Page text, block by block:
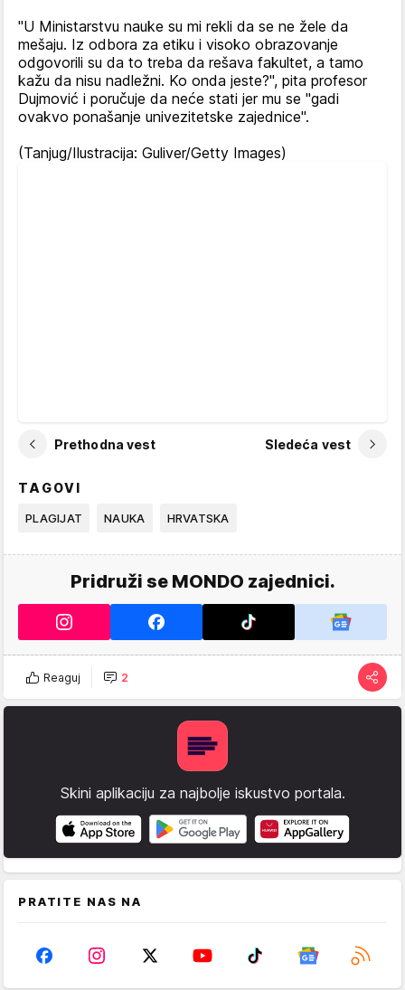
"U Ministarstvu nauke su mi rekli da se ne žele da
mešaju. Iz odbora za etiku i visoko obrazovanje
odgovorili su da to treba da rešava fakultet, a tamo
kažu da nisu nadležni. Ko onda jeste?", pita profesor
Dujmović i poručuje da neće stati jer mu se "gadi
ovakvo ponašanje univezitetske zajednice".
(Tanjug/Ilustracija: Guliver/Getty Images)
Prethodna vest Sledeća vest
TAGOVI
PLAGIJAT NAUKA HRVATSKA
Pridruži se MONDO zajednici.
Reaguj 2
Skini aplikaciju za najbolje iskustvo portala.
PRATITE NAS NA